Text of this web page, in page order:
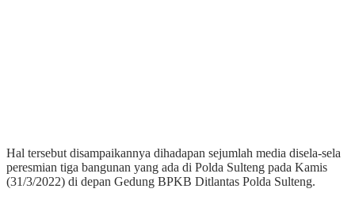
Hal tersebut disampaikannya dihadapan sejumlah media disela-sela
peresmian tiga bangunan yang ada di Polda Sulteng pada Kamis
(31/3/2022) di depan Gedung BPKB Ditlantas Polda Sulteng.